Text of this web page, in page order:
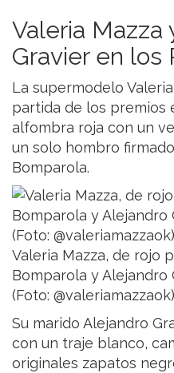
Valeria Mazza
Gravier en los
La supermodelo
partida de los premios
alfombra roja con un
un solo hombro
Bomparola.
Valeria Mazza, de rojo
Bomparola y
(Foto: @valeriamazzaok)
Su marido Alejandro
con un traje blanco,
originales zapatos